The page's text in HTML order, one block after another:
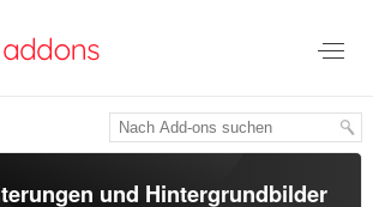
und Hintergrundbilder